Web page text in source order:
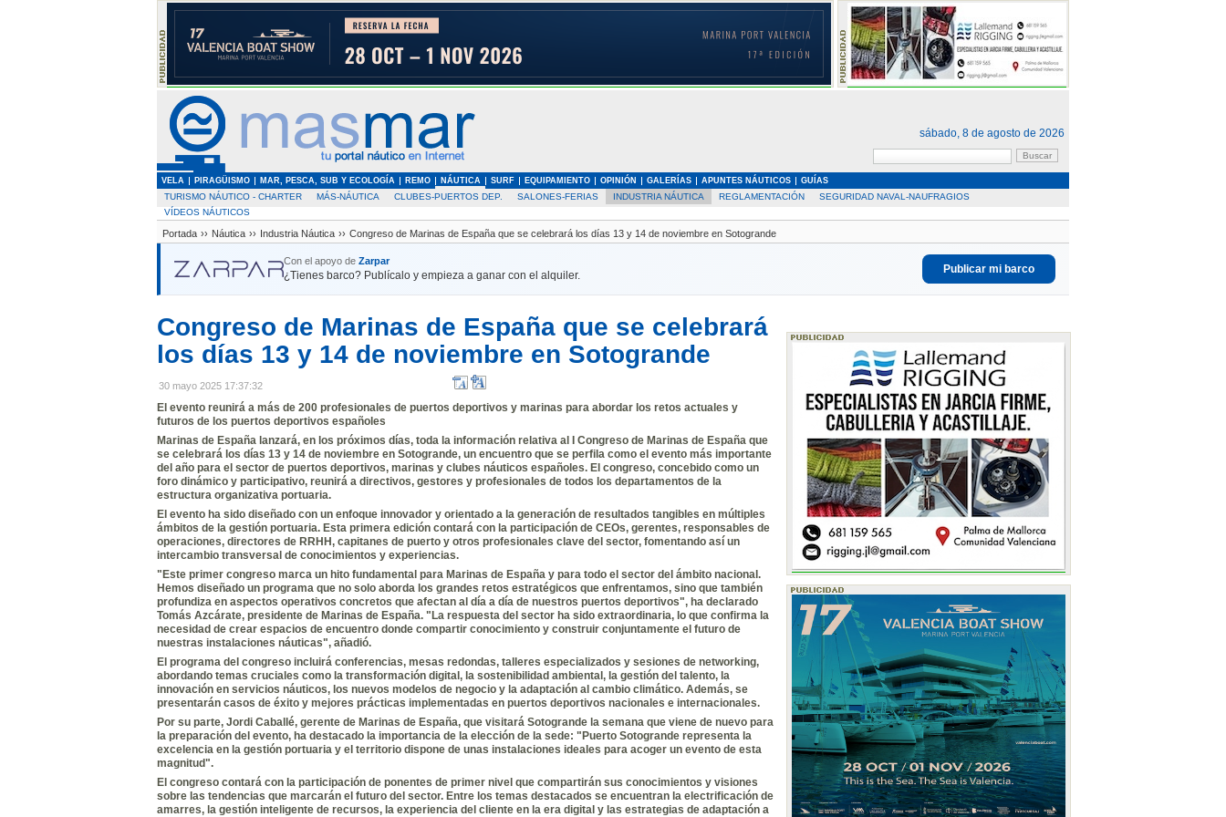
sábado, 8 de agosto de 2026
VELA PIRAGÜISMO MAR, PESCA, SUB Y ECOLOGÍA REMO NÁUTICA SURF EQUIPAMIENTO OPINIÓN GALERÍAS APUNTES NÁUTICOS GUÍAS
TURISMO NÁUTICO - CHARTER MÁS-NÁUTICA CLUBES-PUERTOS DEP. SALONES-FERIAS INDUSTRIA NÁUTICA REGLAMENTACIÓN
SEGURIDAD NAVAL-NAUFRAGIOS
VÍDEOS NÁUTICOS
Portada ›› Náutica ›› Industria Náutica ›› Congreso de Marinas de España que se celebrará los días 13 y 14 de noviembre en Sotogrande
Con el apoyo de Zarpar
¿Tienes barco? Publícalo y empieza a ganar con el alquiler.
Publicar mi barco
Congreso de Marinas de España que se celebrará
los días 13 y 14 de noviembre en Sotogrande
30 mayo 2025 17:37:32
El evento reunirá a más de 200 profesionales de puertos deportivos y marinas para abordar los retos actuales y
futuros de los puertos deportivos españoles
Marinas de España lanzará, en los próximos días, toda la información relativa al I Congreso de Marinas de España que
se celebrará los días 13 y 14 de noviembre en Sotogrande, un encuentro que se perfila como el evento más importante
del año para el sector de puertos deportivos, marinas y clubes náuticos españoles. El congreso, concebido como un
foro dinámico y participativo, reunirá a directivos, gestores y profesionales de todos los departamentos de la
estructura organizativa portuaria.
El evento ha sido diseñado con un enfoque innovador y orientado a la generación de resultados tangibles en múltiples
ámbitos de la gestión portuaria. Esta primera edición contará con la participación de CEOs, gerentes, responsables de
operaciones, directores de RRHH, capitanes de puerto y otros profesionales clave del sector, fomentando así un
intercambio transversal de conocimientos y experiencias.
"Este primer congreso marca un hito fundamental para Marinas de España y para todo el sector del ámbito nacional.
Hemos diseñado un programa que no solo aborda los grandes retos estratégicos que enfrentamos, sino que también
profundiza en aspectos operativos concretos que afectan al día a día de nuestros puertos deportivos", ha declarado
Tomás Azcárate, presidente de Marinas de España. "La respuesta del sector ha sido extraordinaria, lo que confirma la
necesidad de crear espacios de encuentro donde compartir conocimiento y construir conjuntamente el futuro de
nuestras instalaciones náuticas", añadió.
El programa del congreso incluirá conferencias, mesas redondas, talleres especializados y sesiones de networking,
abordando temas cruciales como la transformación digital, la sostenibilidad ambiental, la gestión del talento, la
innovación en servicios náuticos, los nuevos modelos de negocio y la adaptación al cambio climático. Además, se
presentarán casos de éxito y mejores prácticas implementadas en puertos deportivos nacionales e internacionales.
Por su parte, Jordi Caballé, gerente de Marinas de España, que visitará Sotogrande la semana que viene de nuevo para
la preparación del evento, ha destacado la importancia de la elección de la sede: "Puerto Sotogrande representa la
excelencia en la gestión portuaria y el territorio dispone de unas instalaciones ideales para acoger un evento de esta
magnitud".
El congreso contará con la participación de ponentes de primer nivel que compartirán sus conocimientos y visiones
sobre las tendencias que marcarán el futuro del sector. Entre los temas destacados se encuentran la electrificación de
amarres, la gestión inteligente de recursos, la experiencia del cliente en la era digital y las estrategias de adaptación a